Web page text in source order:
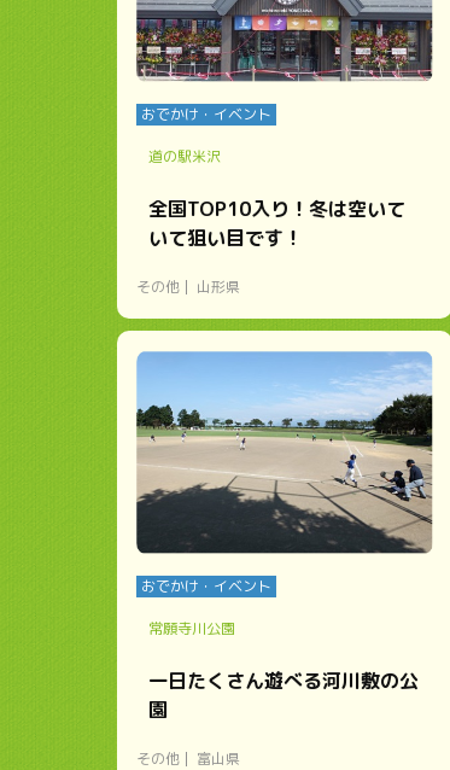
おでかけ・イベント
道の駅米沢
全国TOP10入り！冬は空いて
いて狙い目です！
その他 山形県
おでかけ・イベント
常願寺川公園
一日たくさん遊べる河川敷の公
園
その他 富山県